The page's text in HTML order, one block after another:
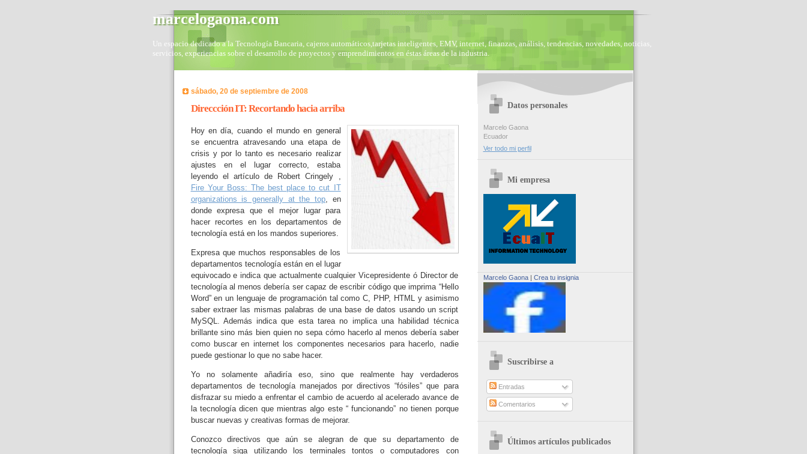
marcelogaona.com
Un espacio dedicado a la Tecnología Bancaria, cajeros automáticos,tarjetas inteligentes, EMV, internet, finanzas, análisis, tendencias, novedades, noticias,
servicios, experiencias sobre el desarrollo de proyectos y emprendimientos en éstas áreas de la industria.
sábado, 20 de septiembre de 2008
Direccción IT: Recortando hacia arriba
Hoy en día, cuando el mundo en general
se encuentra atravesando una etapa de
crisis y por lo tanto es necesario realizar
ajustes en el lugar correcto, estaba
leyendo el artículo de Robert Cringely ,
Fire Your Boss: The best place to cut IT
organizations is generally at the top, en
donde expresa que el mejor lugar para
hacer recortes en los departamentos de
tecnología está en los mandos superiores.
Expresa que muchos responsables de los
departamentos tecnología están en el lugar
equivocado e indica que actualmente cualquier Vicepresidente ó Director de
tecnología al menos debería ser capaz de escribir código que imprima “Hello
Word”en un lenguaje de programación tal como C, PHP, HTML y asimismo
saber extraer las mismas palabras de una base de datos usando un script
MySQL. Además indica que esta tarea no implica una habilidad técnica
brillante sino más bien quien no sepa cómo hacerlo al menos debería saber
como buscar en internet los componentes necesarios para hacerlo, nadie
puede gestionar lo que no sabe hacer.
Yo no solamente añadiría eso, sino que realmente hay verdaderos
departamentos de tecnología manejados por directivos “fósiles”que para
disfrazar su miedo a enfrentar el cambio de acuerdo al acelerado avance de
la tecnología dicen que mientras algo este “ funcionando” no tienen porque
buscar nuevas y creativas formas de mejorar.
Conozco directivos queaún se alegran de que su departamento de
tecnología siga utilizando los terminales tontos o computadores con
Datos personales
Marcelo Gaona
Ecuador
Ver todo mi perfil
Mi empresa
Marcelo Gaona| Crea tu insignia
Suscribirse a
Entradas
Comentarios
Últimos artículos publicados